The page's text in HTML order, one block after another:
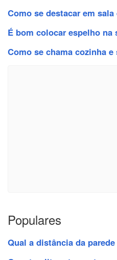
Como se destacar em sala
É bom colocar espelho na
Como se chama cozinha
Populares
Qual a distância da